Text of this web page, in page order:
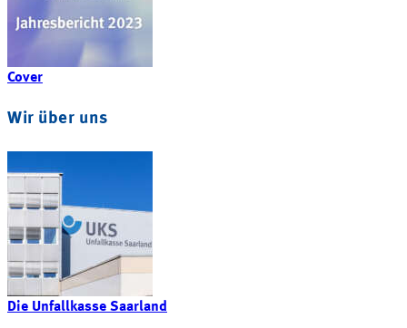
Cover
Wir über uns
Die Unfallkasse Saarland